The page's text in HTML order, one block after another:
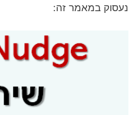
נעסוק במאמר זה: